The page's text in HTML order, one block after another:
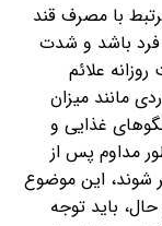
با مصرف قند
فرد باشد و شدت
علائم
مانند میزان
غذایی و
مداوم پس از
این موضوع
باید توجه